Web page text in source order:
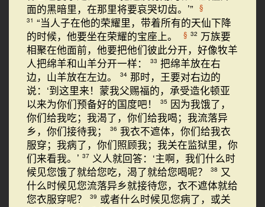
面的黑暗里，在那里将要哀哭切齿。’”
§
31 “当人子在他的荣耀里，带着所有的天仙下降
的时候，他要坐在荣耀的宝座上。
§ 32 万族要
相聚在他面前，他要把他们彼此分开，好像牧羊
人把绵羊和山羊分开一样：
33 把绵羊放在右
边，山羊放在左边。
34 那时，王要对右边的
说：‘到这里来！蒙我父赐福的，承受造化顿亚
以来为你们预备好的国度吧！
35 因为我饿了，
你们给我吃；我渴了，你们给我喝；我流落异
乡，你们接待我；
36 我衣不遮体，你们给我衣
服穿；我病了，你们照顾我；我关在监狱里，你
们来看我。’ 37 义人就回答：‘主啊，我们什么时
候见您饿了就给您吃，渴了就给您喝呢？
38 又
什么时候见您流落异乡就接待您，衣不遮体就给
您衣服穿呢？
39 或者什么时候见您病了，或关